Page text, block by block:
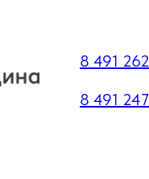
8 491
8 491